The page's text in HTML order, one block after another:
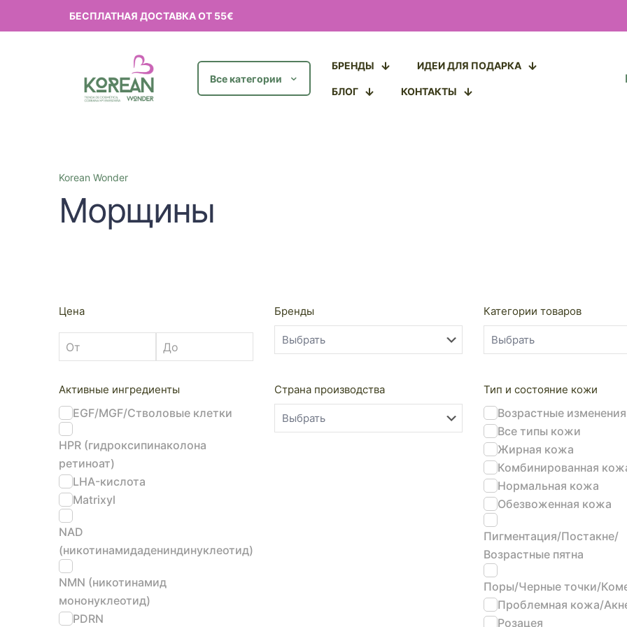
БЕСПЛАТНАЯ ДОСТАВКА ОТ 55€
Все категории
БРЕНДЫ ИДЕИ ДЛЯ ПОДАРКА
БЛОГ КОНТАКТЫ
Korean Wonder
Морщины
Цена Бренды Категории товаров
Активные ингредиенты
EGF/MGF/Стволовые клетки
HPR (гидроксипинаколона
ретиноат)
LHA-кислота
Matrixyl
NAD
(никотинамидадениндинуклеотид)
NMN (никотинамид
мононуклеотид)
PDRN
Страна производства Тип и состояние кожи
Возрастные изменения
Все типы кожи
Жирная кожа
Комбинированная
Нормальная кожа
Обезвоженная кожа
Пигментация/Постакне/
Возрастные пятна
Поры/Черные точки/
Проблемная кожа/
Розацея